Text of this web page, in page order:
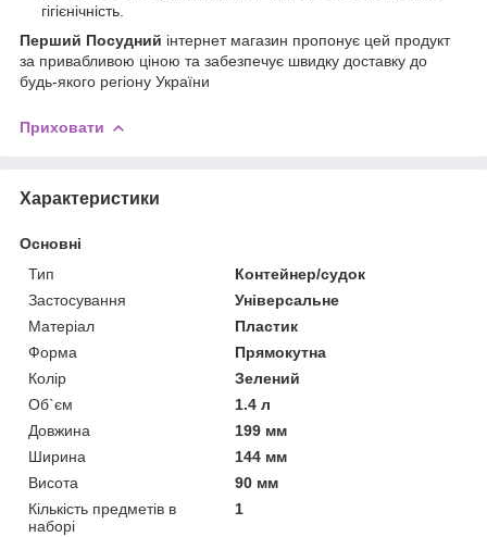
гігієнічність.
Перший Посудний інтернет магазин пропонує цей продукт
за привабливою ціною та забезпечує швидку доставку до
будь-якого регіону України
Приховати
Характеристики
Основні
Тип
Контейнер/судок
Застосування
Універсальне
Матеріал
Пластик
Форма
Прямокутна
Колір
Зелений
Об`єм
1.4 л
Довжина
199 мм
Ширина
144 мм
Висота
90 мм
Кількість предметів в
наборі
1